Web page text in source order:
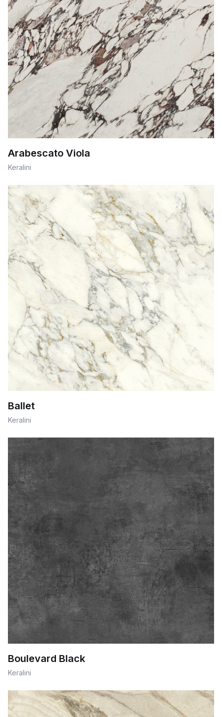
Arabescato Viola
Keralini
Ballet
Keralini
Boulevard Black
Keralini